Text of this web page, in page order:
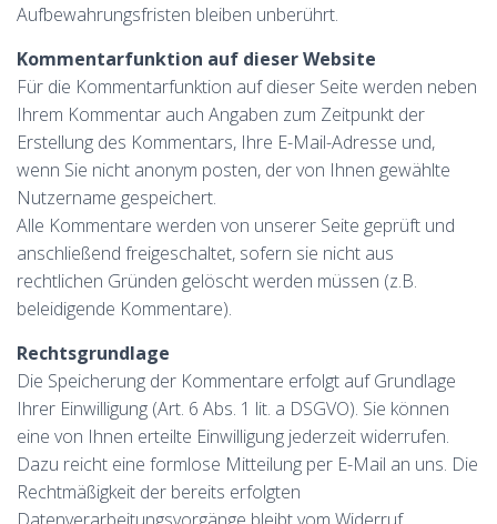
Aufbewahrungsfristen bleiben unberührt.
Kommentarfunktion auf dieser Website
Für die Kommentarfunktion auf dieser Seite werden neben
Ihrem Kommentar auch Angaben zum Zeitpunkt der
Erstellung des Kommentars, Ihre E-Mail-Adresse und,
wenn Sie nicht anonym posten, der von Ihnen gewählte
Nutzername gespeichert.
Alle Kommentare werden von unserer Seite geprüft und
anschließend freigeschaltet, sofern sie nicht aus
rechtlichen Gründen gelöscht werden müssen (z.B.
beleidigende Kommentare).
Rechtsgrundlage
Die Speicherung der Kommentare erfolgt auf Grundlage
Ihrer Einwilligung (Art. 6 Abs. 1 lit. a DSGVO). Sie können
eine von Ihnen erteilte Einwilligung jederzeit widerrufen.
Dazu reicht eine formlose Mitteilung per E-Mail an uns. Die
Rechtmäßigkeit der bereits erfolgten